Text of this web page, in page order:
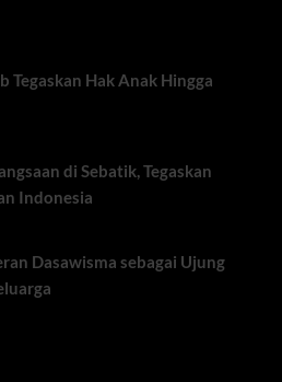
Tegaskan Hak Anak Hingga
di Sebatik, Tegaskan
Indonesia
Dasawisma sebagai Ujung